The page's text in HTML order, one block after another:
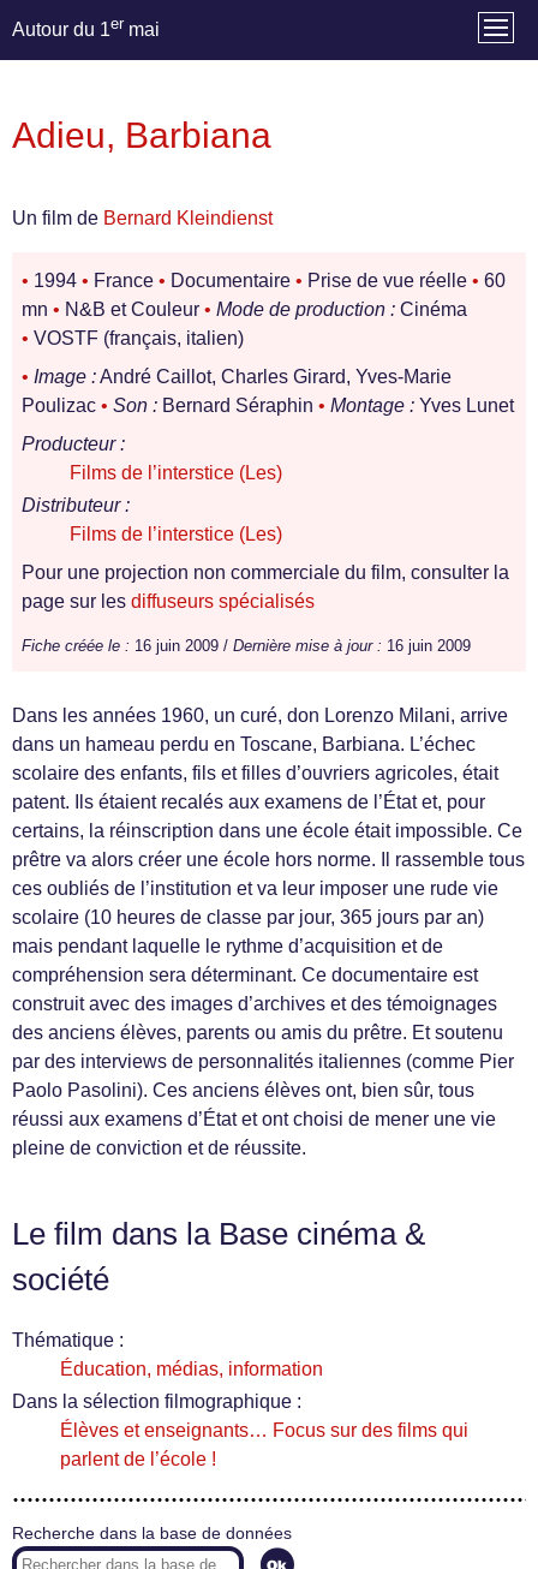
Autour du 1er mai
Adieu, Barbiana
Un film de Bernard Kleindienst
• 1994 • France • Documentaire • Prise de vue réelle • 60
mn • N&B et Couleur • Mode de production : Cinéma
• VOSTF (français, italien)
• Image :André Caillot, Charles Girard, Yves-Marie
Poulizac • Son : Bernard Séraphin • Montage : Yves Lunet
Producteur :
Films de l’interstice (Les)
Distributeur :
Films de l’interstice (Les)
Pour une projection non commerciale du film, consulter la
page sur les diffuseurs spécialisés
Fiche créée le : 16 juin 2009 / Dernière mise à jour : 16 juin 2009
Dans les années 1960, un curé, don Lorenzo Milani, arrive
dans un hameau perdu en Toscane, Barbiana. L’échec
scolaire des enfants, fils et filles d’ouvriers agricoles, était
patent. Ils étaient recalés aux examens de l’État et, pour
certains, la réinscription dans une école était impossible. Ce
prêtre va alors créer une école hors norme. Il rassemble tous
ces oubliés de l’institution et va leur imposer une rude vie
scolaire (10 heures de classe par jour, 365 jours par an)
mais pendant laquelle le rythme d’acquisition et de
compréhension sera déterminant. Ce documentaire est
construit avec des images d’archives et des témoignages
des anciens élèves, parents ou amis du prêtre. Et soutenu
par des interviews de personnalités italiennes (comme Pier
Paolo Pasolini). Ces anciens élèves ont, bien sûr, tous
réussi aux examens d’État et ont choisi de mener une vie
pleine de conviction et de réussite.
Le film dans la Base cinéma &
société
Thématique :
Éducation, médias, information
Dans la sélection filmographique :
Élèves et enseignants… Focus sur des films qui
parlent de l’école !
Recherche dans la base de données